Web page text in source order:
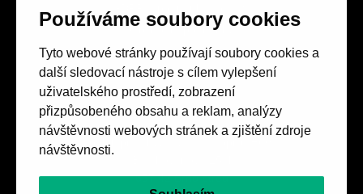
Používáme soubory cookies
Tyto webové stránky používají soubory cookies a
další sledovací nástroje s cílem vylepšení
uživatelského prostředí, zobrazení
přizpůsobeného obsahu a reklam, analýzy
návštěvnosti webových stránek a zjištění zdroje
návštěvnosti.
Obchodní podmínky
Spolek přátel vydávání
657 42 Brno-střed